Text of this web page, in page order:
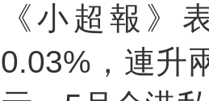
《小超報》
0.03%，連升